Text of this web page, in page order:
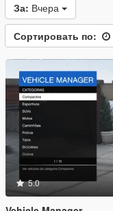
За: Вчера
Сортировать по:
5.0